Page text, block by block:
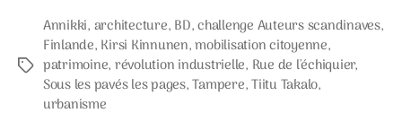
Étiquettes
Annikki, architecture, BD,challenge Auteurs scandinaves,
Finlande, Kirsi Kinnunen,mobilisation citoyenne,
patrimoine, révolution industrielle, Rue de l'échiquier,
Sous les pavés les pages,Tampere,Tiitu Takalo,
urbanisme